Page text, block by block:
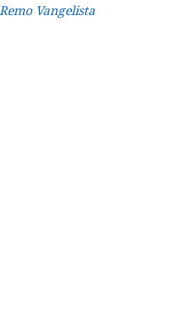
Remo Vangelista